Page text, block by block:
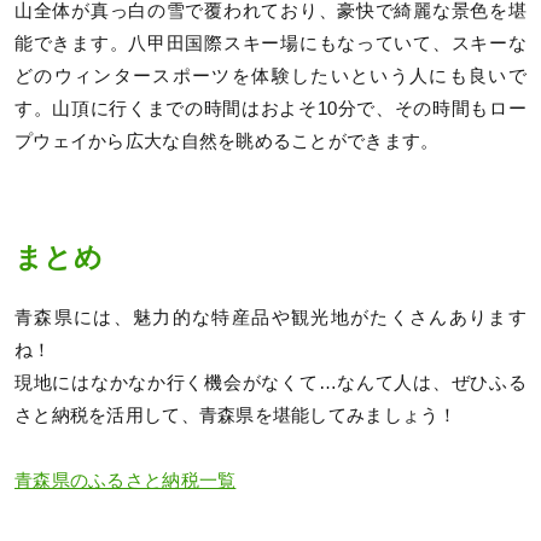
山全体が真っ白の雪で覆われており、豪快で綺麗な景色を堪
能できます。八甲田国際スキー場にもなっていて、スキーな
どのウィンタースポーツを体験したいという人にも良いで
す。山頂に行くまでの時間はおよそ10分で、その時間もロー
プウェイから広大な自然を眺めることができます。
まとめ
青森県には、魅力的な特産品や観光地がたくさんあります
ね！
現地にはなかなか行く機会がなくて…なんて人は、ぜひふる
さと納税を活用して、青森県を堪能してみましょう！
青森県のふるさと納税一覧